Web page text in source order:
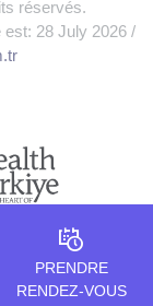
réservés.
est: 28 July 2026 /
PRENDRE
RENDEZ-VOUS